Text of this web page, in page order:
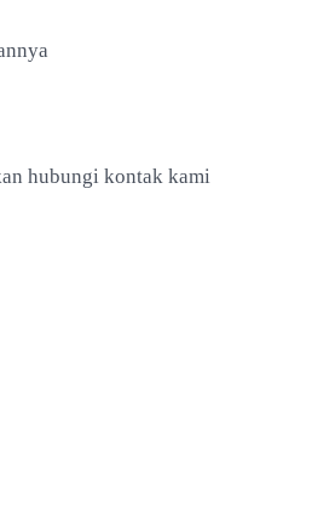
hubungi kontak kami